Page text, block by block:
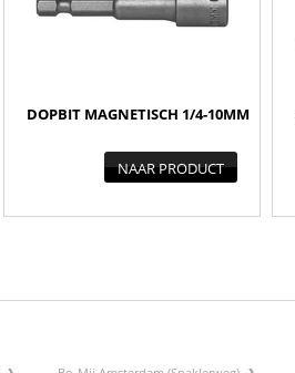
DOPBIT MAGNETISCH 1/4-10MM
NAAR PRODUCT